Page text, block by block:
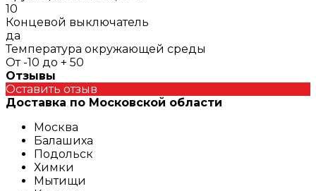
10
Концевой выключатель
да
Температура окружающей среды
От -10 до + 50
Отзывы
Оставить отзыв
Доставка по Московской области
Москва
Балашиха
Подольск
Химки
Мытищи